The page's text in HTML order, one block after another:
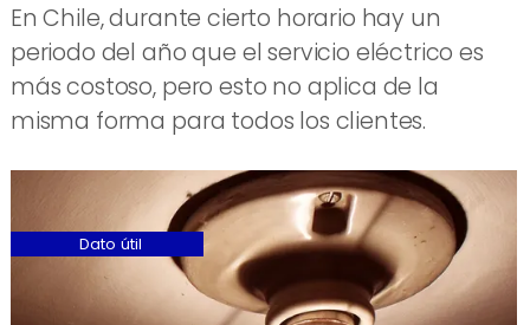
En Chile, durante cierto horario hay un
periodo del año que el servicio eléctrico es
más costoso, pero esto no aplica de la
misma forma para todos los clientes.
Dato útil